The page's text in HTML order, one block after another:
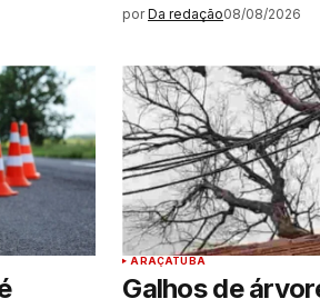
por Da redação08/08/2026
ARAÇATUBA
Galhos de